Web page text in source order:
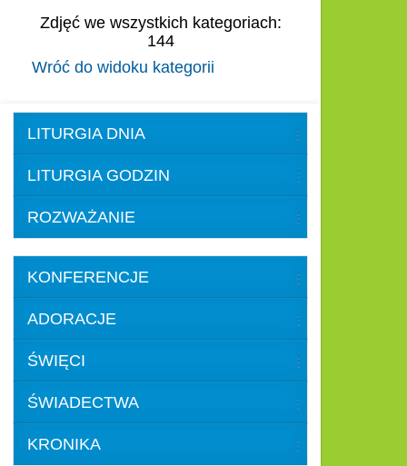
Zdjęć we wszystkich kategoriach:
144
Wróć do widoku kategorii
LITURGIA DNIA
LITURGIA GODZIN
ROZWAŻANIE
KONFERENCJE
ADORACJE
ŚWIĘCI
ŚWIADECTWA
KRONIKA